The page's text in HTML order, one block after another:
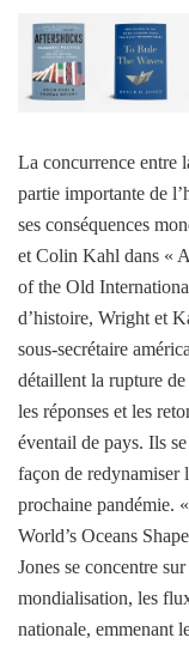
La concurrence entre
partie importante de
ses conséquences
et Colin Kahl dans «
of the Old
d’histoire, Wright et
sous-secrétaire
détaillent la rupture
les réponses et les
éventail de pays. Ils
façon de redynamiser
prochaine pandémie.
World’s Oceans
Jones se concentre
mondialisation, les
nationale, emmenant